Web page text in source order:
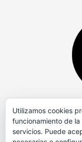
Utilizamos cookies
funcionamiento de
servicios. Puede